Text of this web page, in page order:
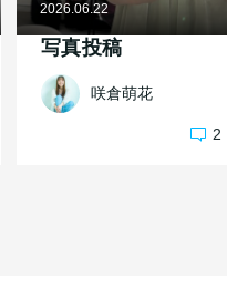
2026.06.22
写真投稿
咲倉萌花
2